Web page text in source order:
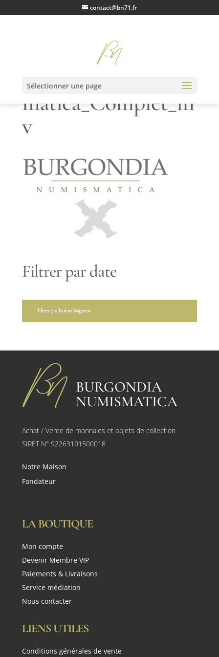
contact@bn71.fr
Sélectionner une page
Burgondia_Numis
matica_Complet_in
v
Filtrer par date
Filtrer par Roi ou Seigneur
BURGONDIA
NUMISMATICA
Achat / Vente de monnaies et objets de collection
SIRET N° 92263101500018
Notre Maison
Fondateur
LA BOUTIQUE
Mon compte
Devenir Membre VIP
Paiements & Livraisons
Service médiation
Nous contacter
LIENS UTILES
Conditions générales de vente